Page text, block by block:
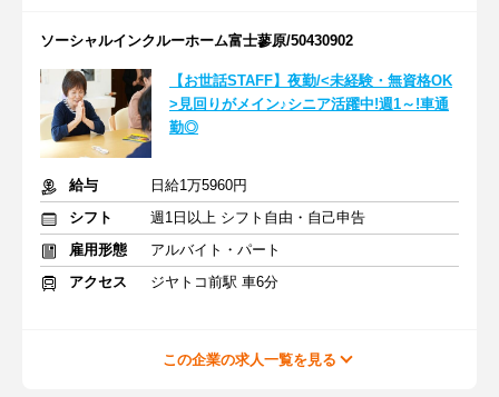
ソーシャルインクルーホーム富士蓼原/50430902
【お世話STAFF】夜勤/<未経験・無資格OK
>見回りがメイン♪シニア活躍中!週1～!車通
勤◎
給与
日給1万5960円
シフト
週1日以上 シフト自由・自己申告
雇用形態
アルバイト・パート
アクセス
ジヤトコ前駅 車6分
この企業の求人一覧を見る